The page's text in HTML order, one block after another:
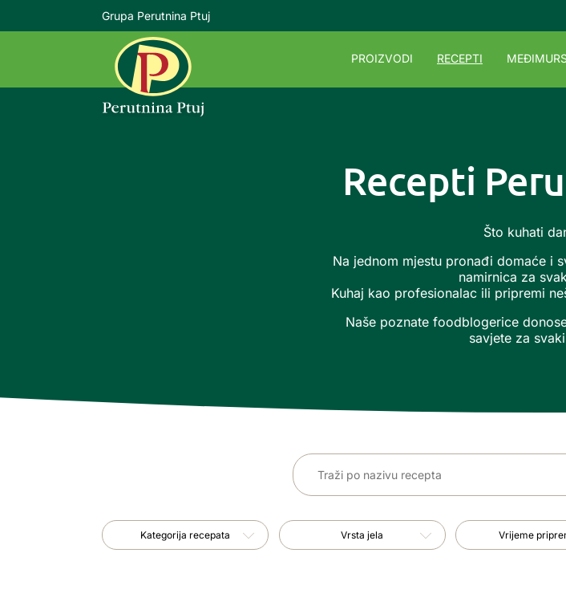
Grupa Perutnina Ptuj
PROIZVODI RECEPTI
Recepti
Što kuhati
Na jednom mjestu pronađi domaće i
namirnica za
Kuhaj kao profesionalac ili pripremi
Naše poznate foodblogerice
savjete za
Kategorija recepata
Kategorija recepata
Vrsta jela
Vrsta jela
Vrijeme pripreme
Vrijeme